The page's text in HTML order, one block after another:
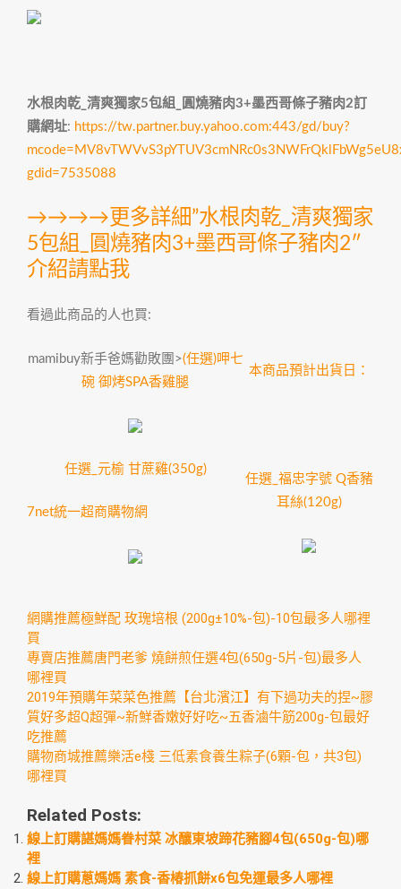
水根肉乾_清爽獨家5包組_圓燒豬肉3+墨西哥條子豬肉2訂
購網址: https://tw.partner.buy.yahoo.com:443/gd/buy?
gdid=7535088
→→→→更多詳細”水根肉乾_清爽獨家
5包組_圓燒豬肉3+墨西哥條子豬肉2″
介紹請點我
看過此商品的人也買:
mamibuy新手爸媽勸敗團>(任選)呷七
碗 御烤SPA香雞腿
本商品預計出貨日：
任選_元榆 甘蔗雞(350g)
7net統一超商購物網
任選_福忠字號 Q香豬
耳絲(120g)
網購推薦極鮮配 玫瑰培根 (200g±10%-包)-10包最多人哪裡
買
專賣店推薦唐門老爹 燒餅煎任選4包(650g-5片-包)最多人
哪裡買
2019年預購年菜菜色推薦【台北濱江】有下過功夫的捏~膠
質好多超Q超彈~新鮮香嫩好好吃~五香滷牛筋200g-包最好
吃推薦
購物商城推薦樂活e棧 三低素食養生粽子(6顆-包，共3包)
哪裡買
Related Posts:
線上訂購諶媽媽眷村菜 冰釀東坡蹄花豬腳4包(650g-包)哪
裡
線上訂購蔥媽媽 素食-香椿抓餅x6包免運最多人哪裡